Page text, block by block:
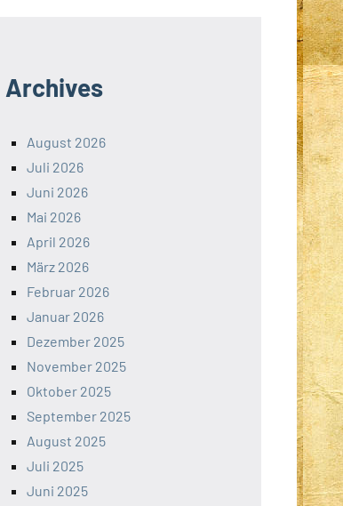
Archives
August 2026
Juli 2026
Juni 2026
Mai 2026
April 2026
März 2026
Februar 2026
Januar 2026
Dezember 2025
November 2025
Oktober 2025
September 2025
August 2025
Juli 2025
Juni 2025